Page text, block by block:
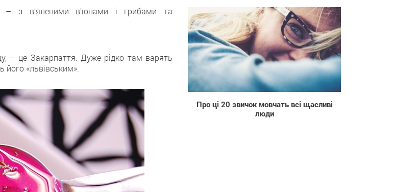
– з в’яленими в’юнами і грибами та
– це Закарпаття. Дуже рідко там варять
його «львівським».
21 676
Про ці 20 звичок мовчать всі щасливі
люди